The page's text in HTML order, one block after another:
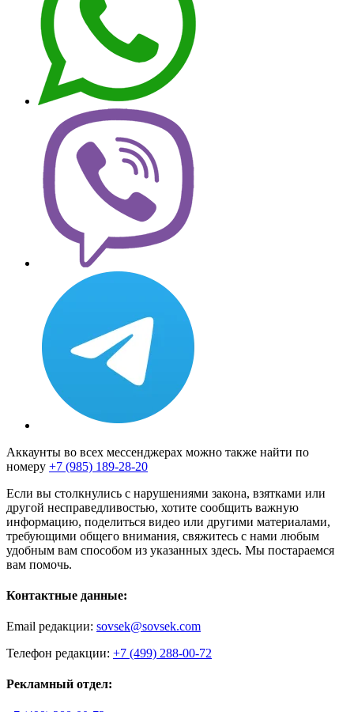
Аккаунты во всех мессенджерах можно также найти по
номеру +7 (985) 189-28-20
Если вы столкнулись с нарушениями закона, взятками или
другой несправедливостью, хотите сообщить важную
информацию, поделиться видео или другими материалами,
требующими общего внимания, свяжитесь с нами любым
удобным вам способом из указанных здесь. Мы постараемся
вам помочь.
Контактные данные:
Email редакции: sovsek@sovsek.com
Телефон редакции: +7 (499) 288-00-72
Рекламный отдел: